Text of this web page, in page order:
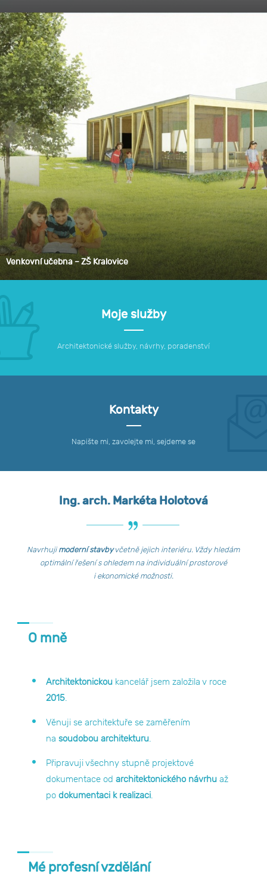
Venkovní učebna – ZŠ Kralovice
Moje služby
Architektonické služby, návrhy, poradenství
Kontakty
Napište mi, zavolejte mi, sejdeme se
Ing. arch. Markéta Holotová
Navrhuji moderní stavbyvčetně jejich interiéru. Vždy hledám
optimální řešení s ohledem na individuální prostorové
i ekonomické možnosti.
O mně
Architektonickou kancelář jsem založila v roce
2015.
Věnuji se architektuře se zaměřením
nasoudobou architekturu.
Připravuji všechny stupně projektové
dokumentace odarchitektonického návrhu až
podokumentaci k realizaci.
Mé profesní vzdělání